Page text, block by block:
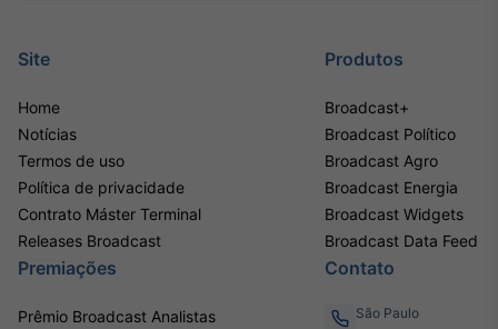
Site
Home
Notícias
Termos de uso
Política de privacidade
Contrato Máster Terminal
Releases Broadcast
Produtos
Broadcast+
Broadcast Político
Broadcast Agro
Broadcast Energia
Broadcast Widgets
Broadcast Data Feed
Premiações
Prêmio Broadcast Analistas
Contato
São Paulo